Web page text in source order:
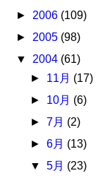
► 2006 (109)
► 2005 (98)
▼ 2004 (61)
► 11月 (17)
► 10月 (6)
► 7月 (2)
► 6月 (13)
▼ 5月 (23)